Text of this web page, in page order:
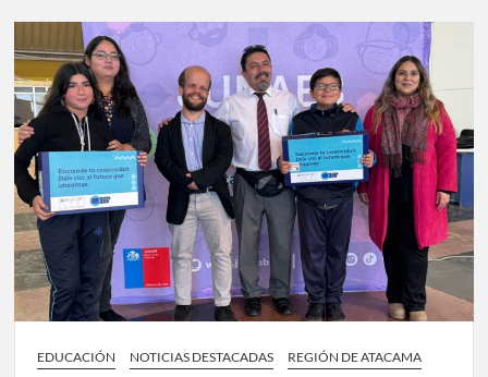
EDUCACIÓN NOTICIAS DESTACADAS REGIÓN DE ATACAMA